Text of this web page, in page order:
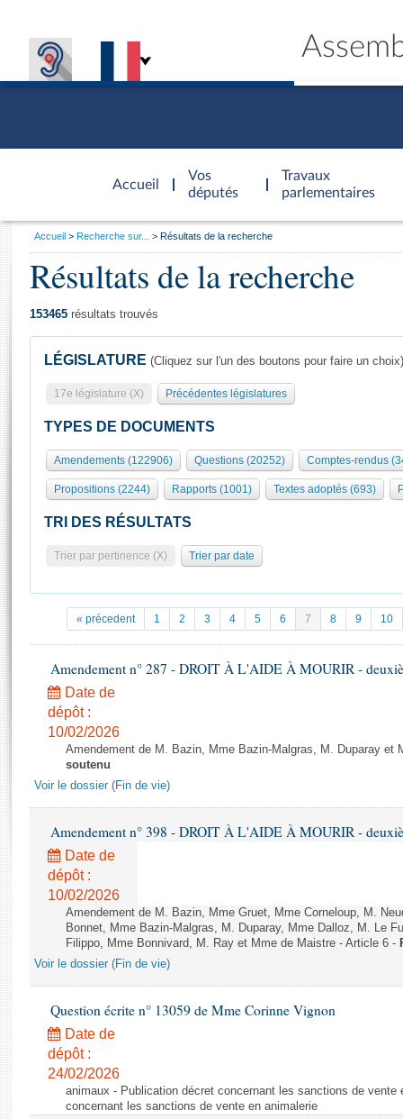
Accueil
d'accueil
Vos
députés
Travaux
parlementaires
Présidence
577 députés
Groupes politiques
Séance publique
Commissions et autres organes
Europe et International
Pétitions
Projets de loi
Propositions de loi
Amendements
Textes adoptés
Rapports d'information
Rapports d'enquête
Rapports législatifs
Rapports sur l'application des lois
Baromètre de l’application des lois
Dossiers législatifs
Budget et sécurité sociale
Questions écrites et orales
Général
Rôle et pouvoirs de l'Assemblée
Organisation de l'Assemblée
Présidence Conférence des Présidents Bureau Collège des
Statistiques et chiffres clés
Documents de référence
( Constitution | Règlement de l'Assemblée ... )
Histoire
Juniors
Anciennes législatures
Liens vers les sites publics
Visiter l'Assemblée
Visite virtuelle du palais Bourbon
Assister à une séance
La Bibliothèque
Contacts et plan d'accès
Photos libres de droit
Vous
Accueil Recherche sur... Résultats de la recherche
Résultats de la recherche
153465 résultats trouvés
LÉGISLATURE (Cliquez sur l'un des boutons pour faire un choix)
17e législature (X) Précédentes législatures
TYPES DE DOCUMENTS
Amendements (122906) Questions (20252) Comptes-rendus
Propositions (2244) Rapports (1001) Textes adoptés (693)
TRI DES RÉSULTATS
Trier par pertinence (X) Trier par date
« précedent 1 2 3 4 5 6 7 8 9 10
Amendement n° 287 - DROIT À L'AIDE À MOURIR -
Date de
dépôt :
10/02/2026
Amendement de M. Bazin, Mme Bazin-Malgras, M. Duparay et
soutenu
Voir le dossier (Fin de vie)
Amendement n° 398 - DROIT À L'AIDE À MOURIR -
Date de
dépôt :
10/02/2026
Amendement de M. Bazin, Mme Gruet, Mme Corneloup, M.
Bonnet, Mme Bazin-Malgras, M. Duparay, Mme Dalloz, M. Le
Filippo, Mme Bonnivard, M. Ray et Mme de Maistre - Article 6 -
Voir le dossier (Fin de vie)
Question écrite n° 13059 de Mme Corinne Vignon
Date de
dépôt :
24/02/2026
animaux - Publication décret concernant les sanctions de vente
concernant les sanctions de vente en animalerie